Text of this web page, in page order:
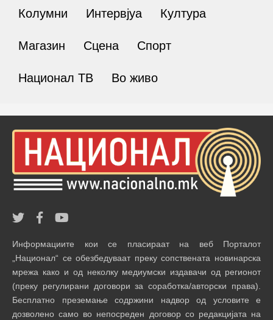
Колумни Интервјуа Култура
Магазин Сцена Спорт
Национал ТВ Во живо
Информациите кои се пласираат на веб Порталот
„Национал“ се обезбедуваат преку сопствената новинарска
мрежа како и од неколку медиумски издавачи од регионот
(преку регулирани договори за соработка/авторски права).
Бесплатно преземање содржини надвор од условите е
дозволено само во непосреден договор со редакцијата на